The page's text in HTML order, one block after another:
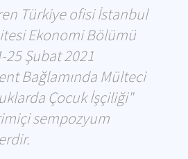
Türkiye ofisi İstanbul
Ekonomi Bölümü
25 Şubat 2021
Bağlamında Mülteci
Çocuk İşçiliği"
sempozyum